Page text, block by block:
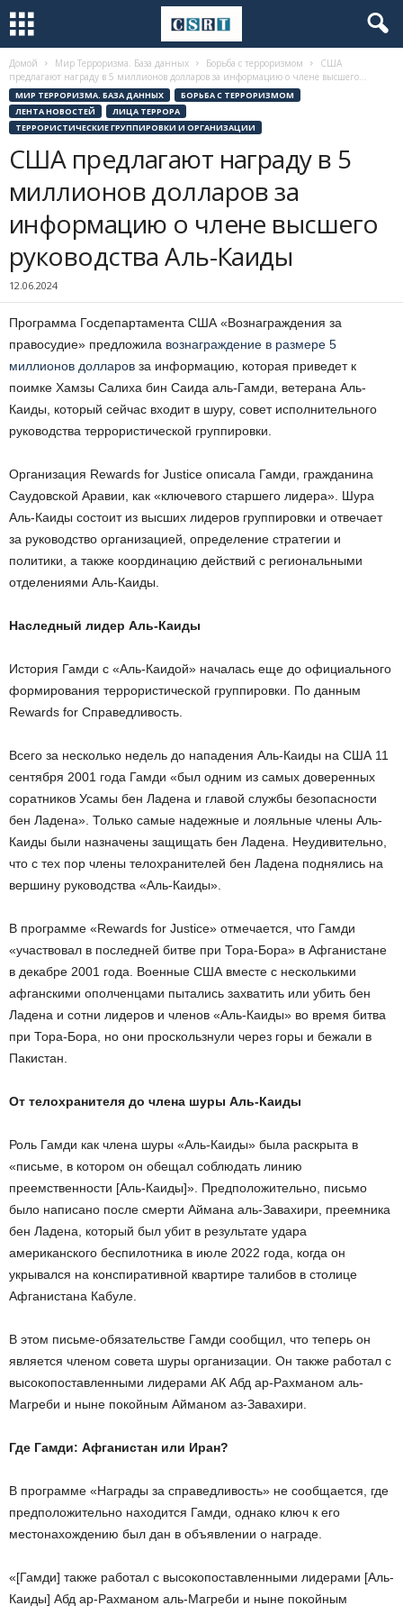
Домой Мир Терроризма. База данных Борьба с терроризмом
США
предлагают награду в 5 миллионов долларов за информацию о члене высшего...
МИР ТЕРРОРИЗМА. БАЗА ДАННЫХ
БОРЬБА С ТЕРРОРИЗМОМ
ЛЕНТА НОВОСТЕЙ
ЛИЦА ТЕРРОРА
ТЕРРОРИСТИЧЕСКИЕ ГРУППИРОВКИ И ОРГАНИЗАЦИИ
США предлагают награду в 5
миллионов долларов за
информацию о члене высшего
руководства Аль-Каиды
12.06.2024
Программа Госдепартамента США «Вознаграждения за
правосудие» предложила вознаграждение в размере 5
миллионов долларов за информацию, которая приведет к
поимке Хамзы Салиха бин Саида аль-Гамди, ветерана Аль-
Каиды, который сейчас входит в шуру, совет исполнительного
руководства террористической группировки.
Организация Rewards for Justice описала Гамди, гражданина
Саудовской Аравии, как «ключевого старшего лидера». Шура
Аль-Каиды состоит из высших лидеров группировки и отвечает
за руководство организацией, определение стратегии и
политики, а также координацию действий с региональными
отделениями Аль-Каиды.
Наследный лидер Аль-Каиды
История Гамди с «Аль-Каидой» началась еще до официального
формирования террористической группировки. По данным
Rewards for Справедливость.
Всего за несколько недель до нападения Аль-Каиды на США 11
сентября 2001 года Гамди «был одним из самых доверенных
соратников Усамы бен Ладена и главой службы безопасности
бен Ладена». Только самые надежные и лояльные члены Аль-
Каиды были назначены защищать бен Ладена. Неудивительно,
что с тех пор члены телохранителей бен Ладена поднялись на
вершину руководства «Аль-Каиды».
В программе «Rewards for Justice» отмечается, что Гамди
«участвовал в последней битве при Тора-Бора» в Афганистане
в декабре 2001 года. Военные США вместе с несколькими
афганскими ополченцами пытались захватить или убить бен
Ладена и сотни лидеров и членов «Аль-Каиды» во время битва
при Тора-Бора, но они проскользнули через горы и бежали в
Пакистан.
От телохранителя до члена шуры Аль-Каиды
Роль Гамди как члена шуры «Аль-Каиды» была раскрыта в
«письме, в котором он обещал соблюдать линию
преемственности [Аль-Каиды]». Предположительно, письмо
было написано после смерти Аймана аль-Завахири, преемника
бен Ладена, который был убит в результате удара
американского беспилотника в июле 2022 года, когда он
укрывался на конспиративной квартире талибов в столице
Афганистана Кабуле.
В этом письме-обязательстве Гамди сообщил, что теперь он
является членом совета шуры организации. Он также работал с
высокопоставленными лидерами АК Абд ар-Рахманом аль-
Магреби и ныне покойным Айманом аз-Завахири.
Где Гамди: Афганистан или Иран?
В программе «Награды за справедливость» не сообщается, где
предположительно находится Гамди, однако ключ к его
местонахождению был дан в объявлении о награде.
«[Гамди] также работал с высокопоставленными лидерами [Аль-
Каиды] Абд ар-Рахманом аль-Магреби и ныне покойным